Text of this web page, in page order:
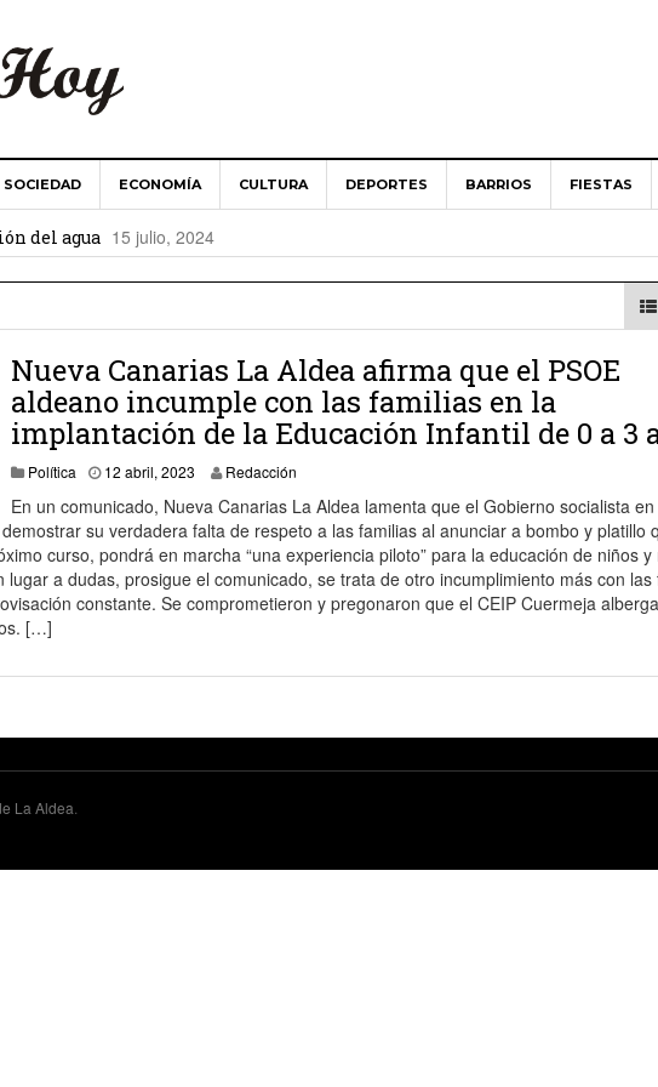
SOCIEDAD ECONOMÍA CULTURA DEPORTES BARRIOS FIESTAS
de Regantes ‘Aldea de San Nicolás’ implantará la telegestión en la
del agua 15 julio, 2024
de La Aldea de San Nicolás guarda un minuto de silencio en
Canarias y Ministerio de Agricultura abordan las necesidades del campo
2024
de Regantes ‘Aldea de San Nicolás’ apuesta por una renovación de
2023
(PP) toma posesión como alcalde del Ayuntamiento de La Aldea de
junio, 2023
Nueva Canarias La Aldea afirma que el PSOE
aldeano incumple con las familias en la
implantación de la Educación Infantil de 0 a 3
Política 12 abril, 2023 13 abril, 2023
Redacción
En un comunicado, Nueva Canarias La Aldea lamenta que el Gobierno socialista en
su verdadera falta de respeto a las familias al anunciar a bombo y platillo
curso, pondrá en marcha “una experiencia piloto” para la educación de niños y
a dudas, prosigue el comunicado, se trata de otro incumplimiento más con las
constante. Se comprometieron y pregonaron que el CEIP Cuermeja
[…]
La Aldea